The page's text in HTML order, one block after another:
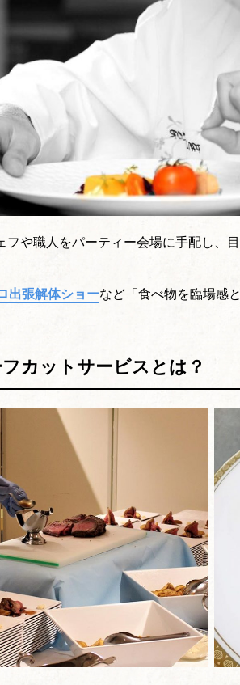
フや職人をパーティー会場に手配し、
出張解体ショーなど「食べ物を臨場感
カットサービスとは？